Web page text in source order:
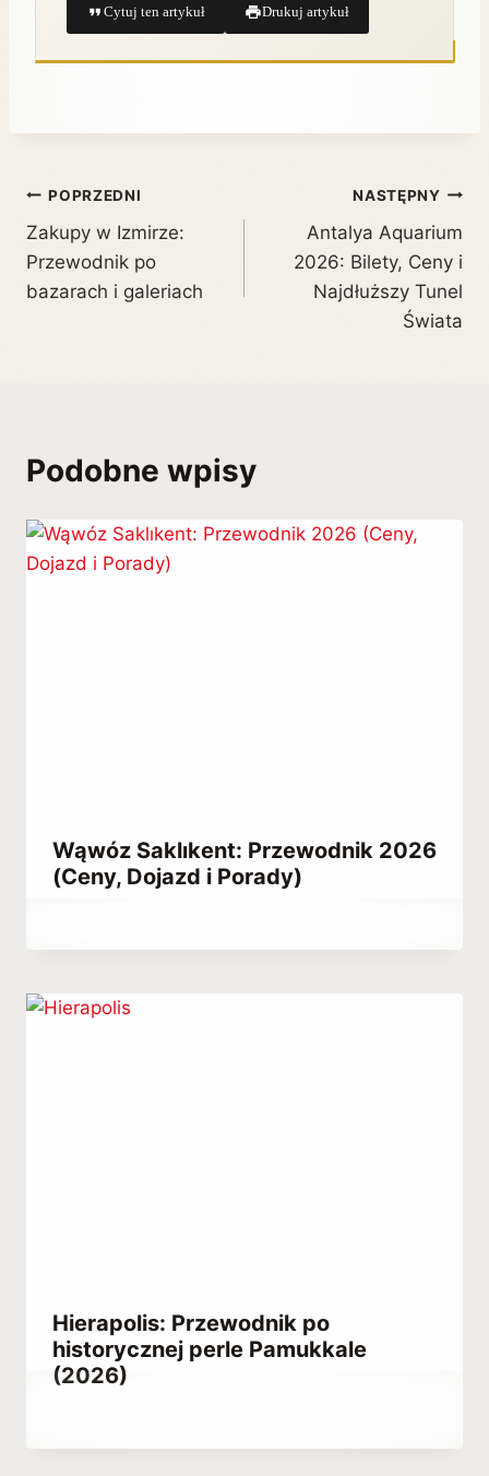
Cytuj ten artykuł Drukuj artykuł
POPRZEDNI
Zakupy w Izmirze:
Przewodnik po
bazarach i galeriach
NASTĘPNY
Antalya Aquarium
2026: Bilety, Ceny i
Najdłuższy Tunel
Świata
Podobne wpisy
Wąwóz Saklıkent: Przewodnik 2026
(Ceny, Dojazd i Porady)
Hierapolis: Przewodnik po
historycznej perle Pamukkale
(2026)